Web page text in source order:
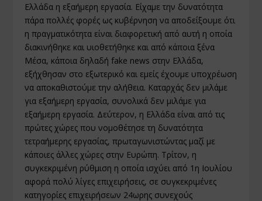
Ελλάδα η εξαήμερη εργασία. Είχαμε την δυνατότητα
πάρα πολλές φορές ως κυβέρνηση να αποδείξουμε ότι
η πραγματικότητα είναι διαφορετική από αυτή η οποία
διακινήθηκε και υιοθετήθηκε και από κάποια ξένα
Μέσα, κάποια δηλαδή fake news στην Ελλάδα,
εξήχθησαν στο εξωτερικό και εμείς έχουμε υποχρέωση
να αποκαθιστούμε την αλήθεια. Καταρχάς δεν μιλάμε
για εξαήμερη εργασία, συνολικά δεν μιλάμε για
εξαήμερη εργασία. Δεύτερον, η Ελλάδα είναι από τις
πρώτες χώρες που νομοθέτησε τη δυνατότητα
τετραήμερης εργασίας, πρωταγωνιστώντας μαζί με
κάποιες άλλες χώρες στην Ευρώπη. Τρίτον, η
συγκεκριμένη ρύθμιση η οποία ισχύει από 1η Ιουλίου
αφορά πολύ λίγες επιχειρήσεις, σε συγκεκριμένες
κατηγορίες επιχειρήσεων 24ωρης συνεχούς